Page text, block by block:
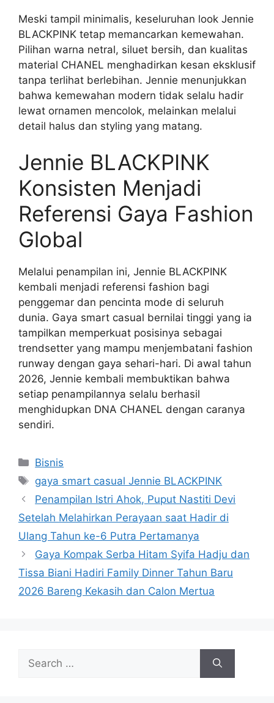
Meski tampil minimalis, keseluruhan look Jennie
BLACKPINK tetap memancarkan kemewahan.
Pilihan warna netral, siluet bersih, dan kualitas
material CHANEL menghadirkan kesan eksklusif
tanpa terlihat berlebihan. Jennie menunjukkan
bahwa kemewahan modern tidak selalu hadir
lewat ornamen mencolok, melainkan melalui
detail halus dan styling yang matang.
Jennie BLACKPINK
Konsisten Menjadi
Referensi Gaya Fashion
Global
Melalui penampilan ini, Jennie BLACKPINK
kembali menjadi referensi fashion bagi
penggemar dan pencinta mode di seluruh
dunia. Gaya smart casual bernilai tinggi yang ia
tampilkan memperkuat posisinya sebagai
trendsetter yang mampu menjembatani fashion
runway dengan gaya sehari-hari. Di awal tahun
2026, Jennie kembali membuktikan bahwa
setiap penampilannya selalu berhasil
menghidupkan DNA CHANEL dengan caranya
sendiri.
Categories
Bisnis
Tags
gaya smart casual Jennie BLACKPINK
Penampilan Istri Ahok, Puput Nastiti Devi
Setelah Melahirkan Perayaan saat Hadir di
Ulang Tahun ke-6 Putra Pertamanya
Gaya Kompak Serba Hitam Syifa Hadju dan
Tissa Biani Hadiri Family Dinner Tahun Baru
2026 Bareng Kekasih dan Calon Mertua
Search
for: